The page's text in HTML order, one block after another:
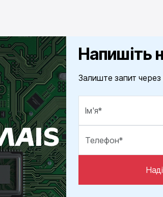
Напишіть
Залиште запит